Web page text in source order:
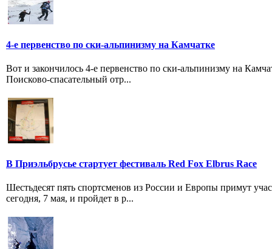
4-е первенство по ски-альпинизму на Камчатке
Вот и закончилось 4-е первенство по ски-альпинизму на
Поисково-спасательный отр...
В Приэльбрусье стартует фестиваль Red Fox Elbrus Race
Шестьдесят пять спортсменов из России и Европы примут
сегодня, 7 мая, и пройдет в р...